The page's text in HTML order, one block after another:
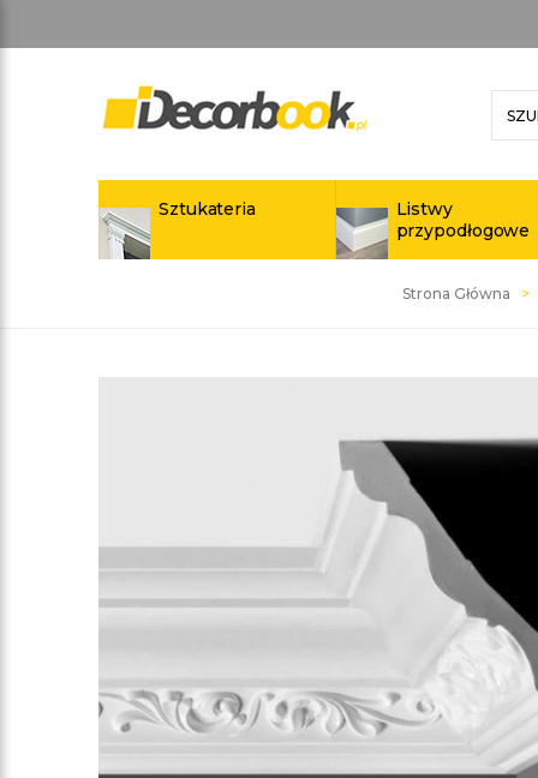
Sztukateria
Listwy
przypodłogowe
Strona Główna